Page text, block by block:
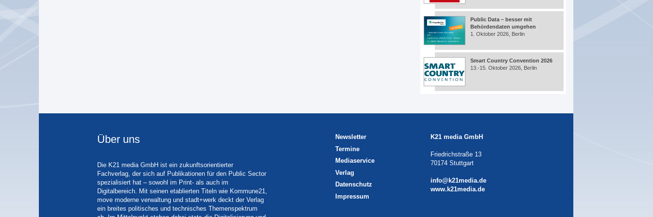
Public Data – besser mit
Behördendaten umgehen
1. Oktober 2026, Berlin
Smart Country Convention 2026
13.-15. Oktober 2026, Berlin
Über uns
Die K21 media GmbH ist ein zukunftsorientierter
Fachverlag, der sich auf Publikationen für den Public Sector
spezialisiert hat – sowohl im Print- als auch im
Digitalbereich. Mit seinen etablierten Titeln wie Kommune21,
move moderne verwaltung und stadt+werk deckt der Verlag
ein breites politisches und technisches Themenspektrum
Newsletter
Termine
Mediaservice
Verlag
Datenschutz
Impressum
K21 media GmbH
Friedrichstraße 13
70174 Stuttgart
info@k21media.de
www.k21media.de